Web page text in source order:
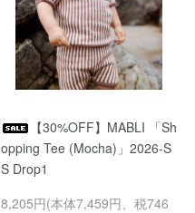
【30%OFF】MABLI 「Sh
opping Tee (Mocha)」2026-S
S Drop1
8,205円(本体7,459円、税746